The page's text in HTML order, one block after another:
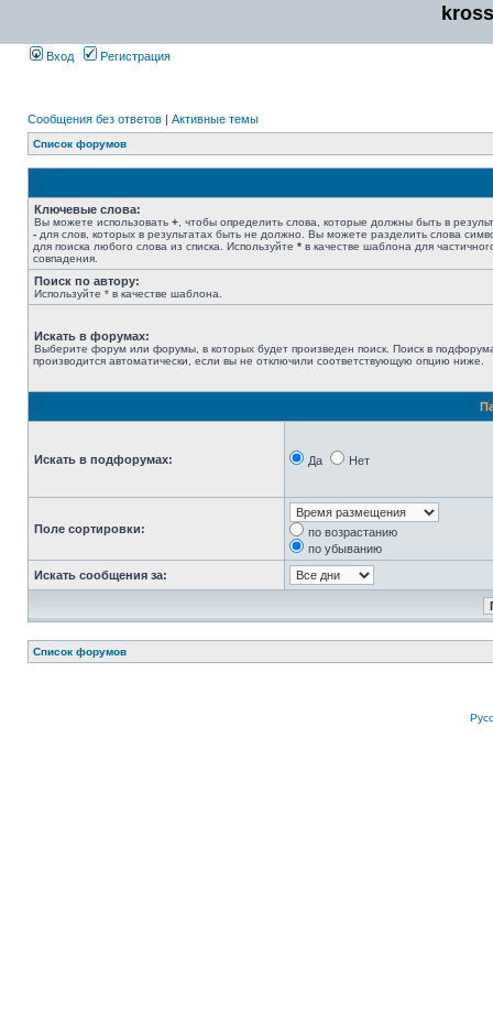
Вход Регистрация
Сообщения без ответов | Активные темы
Список форумов
Ключевые слова:
Вы можете использовать + , чтобы определить слова, которые должны быть в
- для слов, которых в результатах быть не должно. Вы можете разделить слова
для поиска любого слова из списка. Используйте * в качестве шаблона для
совпадения.
Поиск по автору:
Используйте * в качестве шаблона.
Искать в форумах:
Выберите форум или форумы, в которых будет произведен поиск. Поиск в
производится автоматически, если вы не отключили соответствующую опцию ниже.
Искать в подфорумах: Да Нет
Поле сортировки:
по возрастанию
по убыванию
Искать сообщения за:
Список форумов